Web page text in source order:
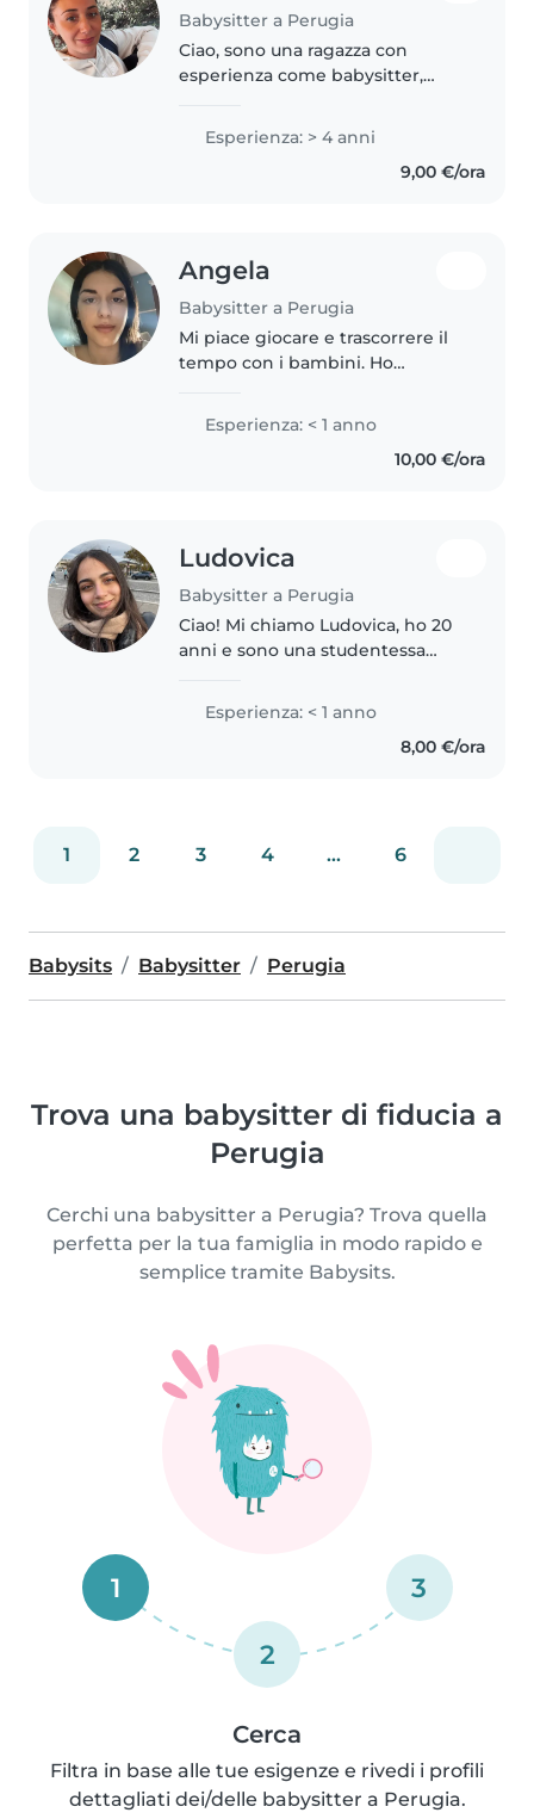
Babysitter a Perugia
Ciao, sono una ragazza con
esperienza come babysitter,
infinita curiosità, mi piace
giocare ed aiutarli a fare i loro
compiti. Sono molto premurosa..
Esperienza: > 4 anni
9,00 €/ora
Angela
Babysitter a Perugia
Mi piace giocare e trascorrere il
tempo con i bambini. Ho
prescolare e scolare, amo
disegnare e sono a mio agio con
animali, cucina e faccende. Parlo..
Esperienza: < 1 anno
10,00 €/ora
Ludovica
Babysitter a Perugia
Ciao! Mi chiamo Ludovica, ho 20
anni e sono una studentessa
frequento il corso di laurea in
Psicologia presso l'Università
degli Studi di Perugia. Nel 2024..
Esperienza: < 1 anno
8,00 €/ora
1 2 3 4 ... 6
Babysits Babysitter Perugia
Trova una babysitter di fiducia a
Perugia
Cerchi una babysitter a Perugia? Trova quella
perfetta per la tua famiglia in modo rapido e
semplice tramite Babysits.
1
2
3
Cerca
Filtra in base alle tue esigenze e rivedi i profili
dettagliati dei/delle babysitter a Perugia.